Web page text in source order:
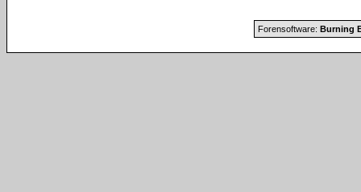
Forensoftware: Burning